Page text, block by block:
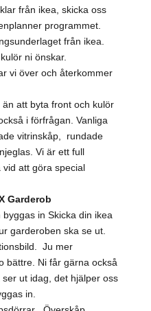
från ikea, skicka oss
programmet.
från ikea.
ni önskar.
vi över och återkommer
att byta front och kulör
i förfrågan. Vanliga
vitrinskåp, rundade
Vi är ett full
att göra special
Garderob
in Skicka din ikea
garderoben ska se ut.
Ju mer
bättre. Ni får gärna också
ut idag, det hjälper oss
in.